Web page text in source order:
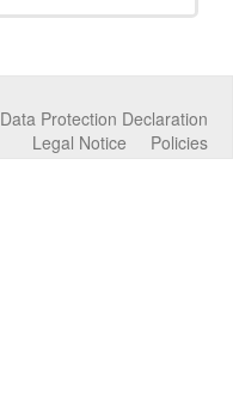
Data Protection Declaration
Policies
Legal Notice